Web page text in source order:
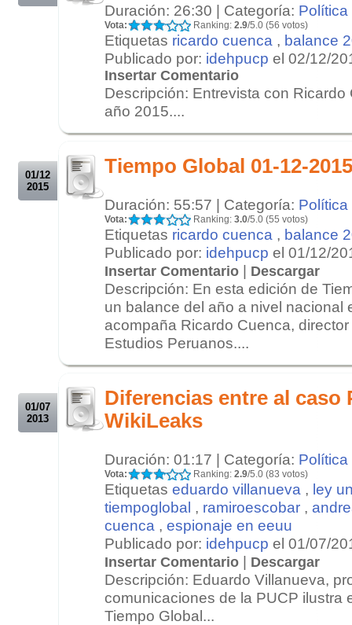
Duración: 26:30 | Categoría: Política
Vota: Ranking: 2.9/5.0 (56 votos)
Etiquetas ricardo cuenca , balance
Publicado por: idehpucp el 02/12/
Insertar Comentario
Descripción: Entrevista con
año 2015....
01/12
2015
Tiempo Global 01-12-2015
Duración: 55:57 | Categoría: Política
Vota: Ranking: 3.0/5.0 (55 votos)
Etiquetas ricardo cuenca , balance
Publicado por: idehpucp el 01/12/
Insertar Comentario | Descargar
Descripción: En esta edición de
un balance del año a nivel nacional
acompaña Ricardo Cuenca,
Estudios Peruanos....
01/07
2013
Diferencias entre al caso
WikiLeaks
Duración: 01:17 | Categoría: Política
Vota: Ranking: 2.9/5.0 (83 votos)
Etiquetas eduardo villanueva , ley
tiempoglobal , ramiroescobar ,
cuenca , espionaje en eeuu
Publicado por: idehpucp el 01/07/
Insertar Comentario | Descargar
Descripción: Eduardo Villanueva,
comunicaciones de la PUCP ilustra
Tiempo Global...